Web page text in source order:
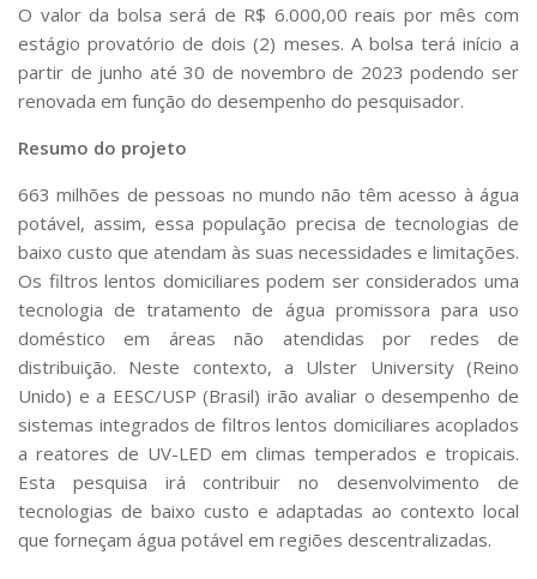
O valor da bolsa será de R$ 6.000,00 reais por mês com
estágio provatório de dois (2) meses. A bolsa terá início a
partir de junho até 30 de novembro de 2023 podendo ser
renovada em função do desempenho do pesquisador.
Resumo do projeto
663 milhões de pessoas no mundo não têm acesso à água
potável, assim, essa população precisa de tecnologias de
baixo custo que atendam às suas necessidades e limitações.
Os filtros lentos domiciliares podem ser considerados uma
tecnologia de tratamento de água promissora para uso
doméstico em áreas não atendidas por redes de
distribuição. Neste contexto, a Ulster University (Reino
Unido) e a EESC/USP (Brasil) irão avaliar o desempenho de
sistemas integrados de filtros lentos domiciliares acoplados
a reatores de UV-LED em climas temperados e tropicais.
Esta pesquisa irá contribuir no desenvolvimento de
tecnologias de baixo custo e adaptadas ao contexto local
que forneçam água potável em regiões descentralizadas.